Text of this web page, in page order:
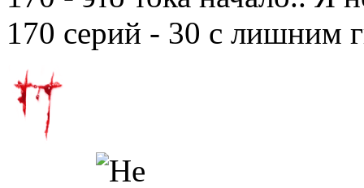
170 серий - 30 с лишним